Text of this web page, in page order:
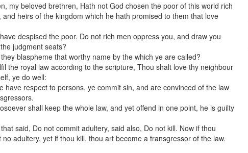
my beloved brethren, Hath not God chosen the poor of this world rich
and heirs of the kingdom which he hath promised to them that love
despised the poor. Do not rich men oppress you, and draw you
judgment seats?
blaspheme that worthy name by the which ye are called?
the royal law according to the scripture, Thou shalt love thy neighbour
ye do well:
have respect to persons, ye commit sin, and are convinced of the law
shall keep the whole law, and yet offend in one point, he is guilty
said, Do not commit adultery, said also, Do not kill. Now if thou
no adultery, yet if thou kill, thou art become a transgressor of the law.